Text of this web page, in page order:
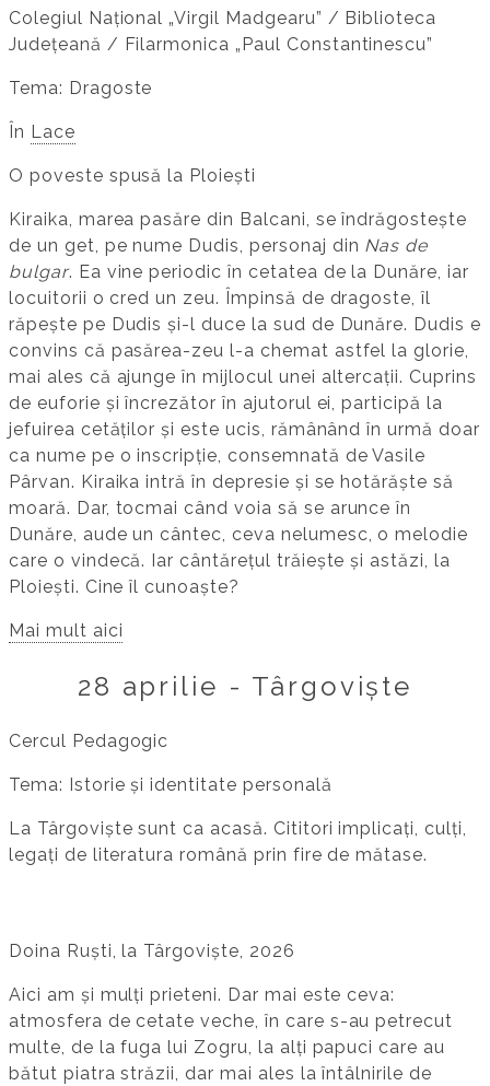
Colegiul Național „Virgil Madgearu” / Biblioteca
Județeană / Filarmonica „Paul Constantinescu”
Tema: Dragoste
În Lace
O poveste spusă la Ploiești
Kiraika, marea pasăre din Balcani, se îndrăgostește
de un get, pe nume Dudis, personaj din Nas de
bulgar. Ea vine periodic în cetatea de la Dunăre, iar
locuitorii o cred un zeu. Împinsă de dragoste, îl
răpește pe Dudis și-l duce la sud de Dunăre. Dudis e
convins că pasărea-zeu l-a chemat astfel la glorie,
mai ales că ajunge în mijlocul unei altercații. Cuprins
de euforie și încrezător în ajutorul ei, participă la
jefuirea cetăților și este ucis, rămânând în urmă doar
ca nume pe o inscripție, consemnată de Vasile
Pârvan. Kiraika intră în depresie și se hotărăște să
moară. Dar, tocmai când voia să se arunce în
Dunăre, aude un cântec, ceva nelumesc, o melodie
care o vindecă. Iar cântărețul trăiește și astăzi, la
Ploiești. Cine îl cunoaște?
Mai mult aici
28 aprilie - Târgoviște
Cercul Pedagogic
Tema: Istorie și identitate personală
La Târgoviște sunt ca acasă. Cititori implicați, culți,
legați de literatura română prin fire de mătase.
Doina Ruști, la Târgoviște, 2026
Aici am și mulți prieteni. Dar mai este ceva:
atmosfera de cetate veche, în care s-au petrecut
multe, de la fuga lui Zogru, la alți papuci care au
bătut piatra străzii, dar mai ales la întâlnirile de